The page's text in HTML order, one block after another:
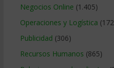
Negocios Online (1.405)
Operaciones y Logística
Publicidad (306)
Recursos Humanos (865)